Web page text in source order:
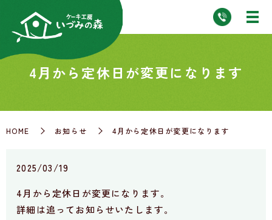
4月から定休日が変更になります
HOME お知らせ 4月から定休日が変更になります
2025/03/19
4月から定休日が変更になります。
詳細は追ってお知らせいたします。